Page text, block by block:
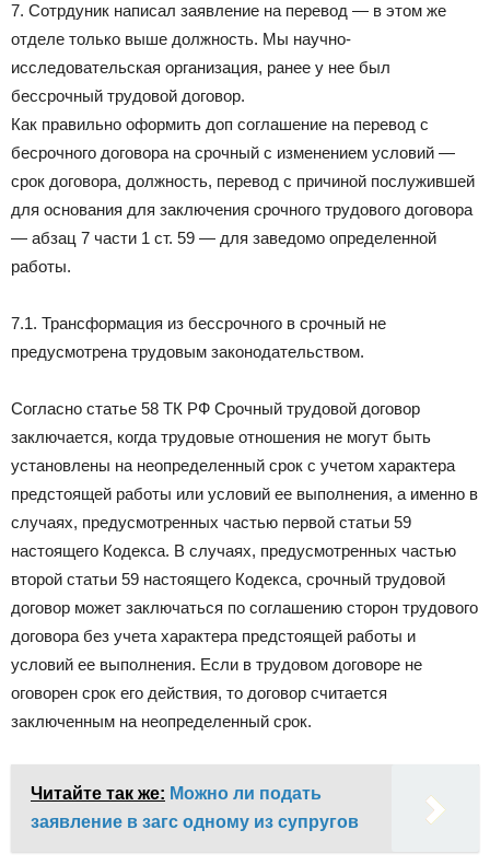
7. Сотрдуник написал заявление на перевод — в этом же
отделе только выше должность. Мы научно-
исследовательская организация, ранее у нее был
бессрочный трудовой договор.
Как правильно оформить доп соглашение на перевод с
бесрочного договора на срочный с изменением условий —
срок договора, должность, перевод с причиной послужившей
для основания для заключения срочного трудового договора
— абзац 7 части 1 ст. 59 — для заведомо определенной
работы.
7.1. Трансформация из бессрочного в срочный не
предусмотрена трудовым законодательством.
Согласно статье 58 ТК РФ Срочный трудовой договор
заключается, когда трудовые отношения не могут быть
установлены на неопределенный срок с учетом характера
предстоящей работы или условий ее выполнения, а именно в
случаях, предусмотренных частью первой статьи 59
настоящего Кодекса. В случаях, предусмотренных частью
второй статьи 59 настоящего Кодекса, срочный трудовой
договор может заключаться по соглашению сторон трудового
договора без учета характера предстоящей работы и
условий ее выполнения. Если в трудовом договоре не
оговорен срок его действия, то договор считается
заключенным на неопределенный срок.
Читайте так же: Можно ли подать
заявление в загс одному из супругов